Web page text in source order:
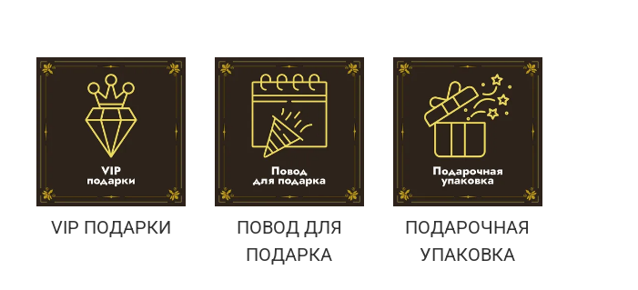
VIP ПОДАРКИ
ПОВОД ДЛЯ
ПОДАРКА
ПОДАРОЧНАЯ
УПАКОВКА